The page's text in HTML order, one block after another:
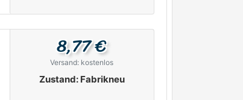
8,77 €
Versand: kostenlos
Zustand: Fabrikneu